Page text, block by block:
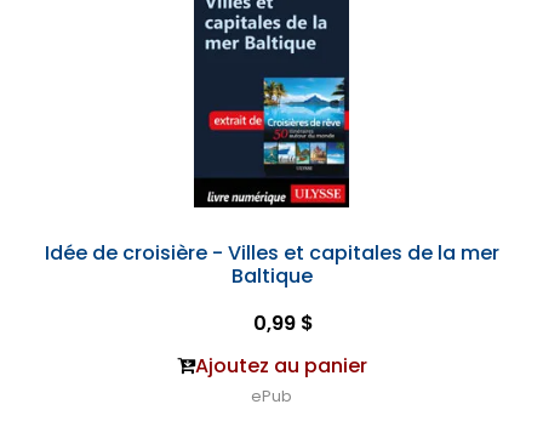
Idée de croisière - Villes et capitales de la mer
Baltique
0,99 $
Ajoutez au panier
ePub